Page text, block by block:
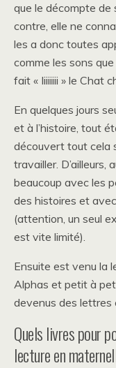
que le décompte de
contre, elle ne
les a donc toutes
comme les sons
fait « Iiiiiiii » le Chat
En quelques jours
et à l’histoire, tout
découvert tout cela
travailler. D’ailleurs,
beaucoup avec les
des histoires et
(attention, un seul
est vite limité).
Ensuite est venu la
Alphas et petit à
devenus des lettres
Quels livres pour
lecture en